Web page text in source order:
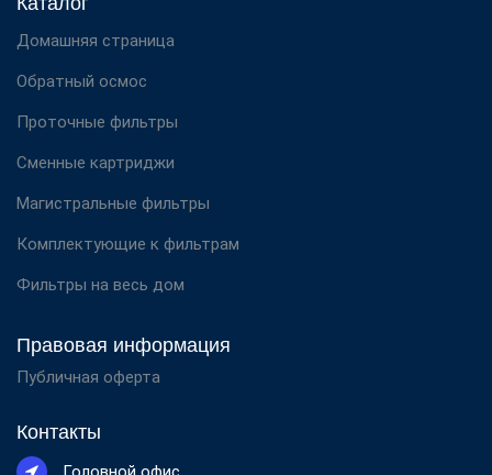
Домашняя страница
Обратный осмос
Проточные фильтры
Сменные картриджи
Магистральные фильтры
Комплектующие к фильтрам
Фильтры на весь дом
Правовая информация
Публичная оферта
Контакты